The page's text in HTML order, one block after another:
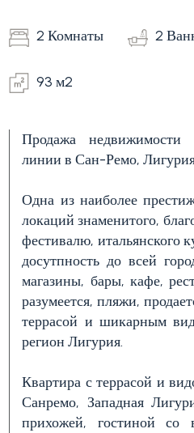
2 Комнаты 2
93 м2
Продажа недвижимости
линии в Сан-Ремо,
Одна из наиболее
локаций знаменитого,
фестивалю, итальянского
досутпность до всей
магазины, бары, кафе,
разумеется, пляжи,
террасой и шикарным
регион Лигурия.
Квартира с террасой и
Санремо, Западная
прихожей, гостиной со
Жилая
(управляемой
свойст)
Количество
спален